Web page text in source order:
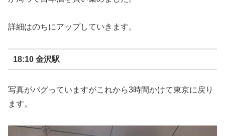
詳細はのちにアップしていきます。
18:10 金沢駅
写真がバグっていますがこれから3時間かけて東京に戻り
ます。